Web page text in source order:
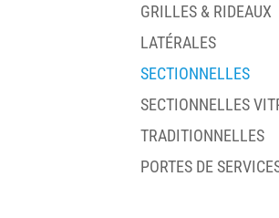
GRILLES & RIDEAUX
LATÉRALES
SECTIONNELLES
SECTIONNELLES
TRADITIONNELLES
PORTES DE